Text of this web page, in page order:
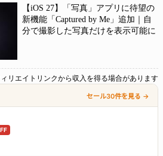
【iOS 27】「写真」アプリに待望の
新機能「Captured by Me」追加｜自
分で撮影した写真だけを表示可能に
ィリエイトリンクから収入を得る場合があります
セール30件を見る →